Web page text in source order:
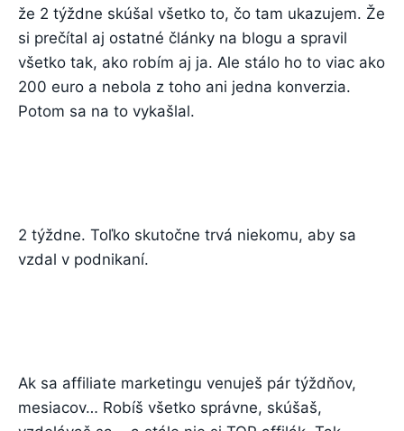
že 2 týždne skúšal všetko to, čo tam ukazujem. Že
si prečítal aj ostatné články na blogu a spravil
všetko tak, ako robím aj ja. Ale stálo ho to viac ako
200 euro a nebola z toho ani jedna konverzia.
Potom sa na to vykašlal.
2 týždne. Toľko skutočne trvá niekomu, aby sa
vzdal v podnikaní.
Ak sa affiliate marketingu venuješ pár týždňov,
mesiacov… Robíš všetko správne, skúšaš,